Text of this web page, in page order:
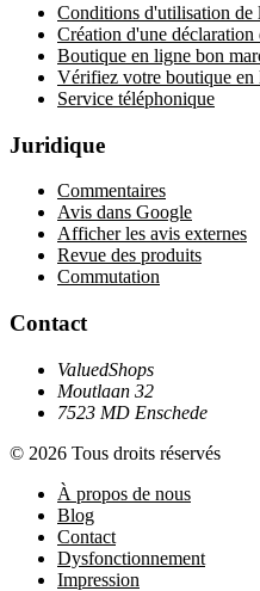
Conditions d'utilisation de
Création d'une
Boutique en ligne bon
Vérifiez votre boutique en
Service téléphonique
Juridique
Commentaires
Avis dans Google
Afficher les avis externes
Revue des produits
Commutation
Contact
ValuedShops
Moutlaan 32
7523 MD Enschede
© 2026 Tous droits réservés
À propos de nous
Blog
Contact
Dysfonctionnement
Impression